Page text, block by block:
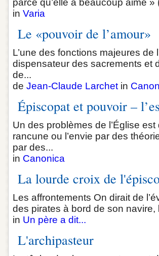
parce qu’elle a beaucoup aimé
in Varia
Le «pouvoir de l’amour»
L’une des fonctions majeures
dispensateur des sacrements et
de...
de Jean-Claude Larchet in
Épiscopat et pouvoir –
Un des problèmes de l’Église
rancune ou l’envie par des
par des...
in Canonica
La lourde croix de
Les affrontements On dirait de
des pirates à bord de son
in Un père a dit...
L'archipasteur